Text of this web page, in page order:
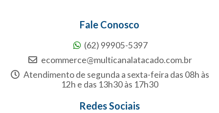
Fale Conosco
(62) 99905-5397
ecommerce@multicanalatacado.com.br
Atendimento de segunda a sexta-feira das 08h às
12h e das 13h30 às 17h30
Redes Sociais